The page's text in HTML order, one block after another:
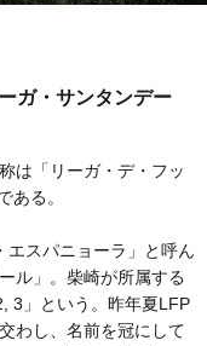
ガ・サンタンデー
は「リーガ・デ・フッ
ある。
スパニョーラ」と呼ん
ル」。柴崎が所属する
3」という。昨年夏LFP
わし、名前を冠にして